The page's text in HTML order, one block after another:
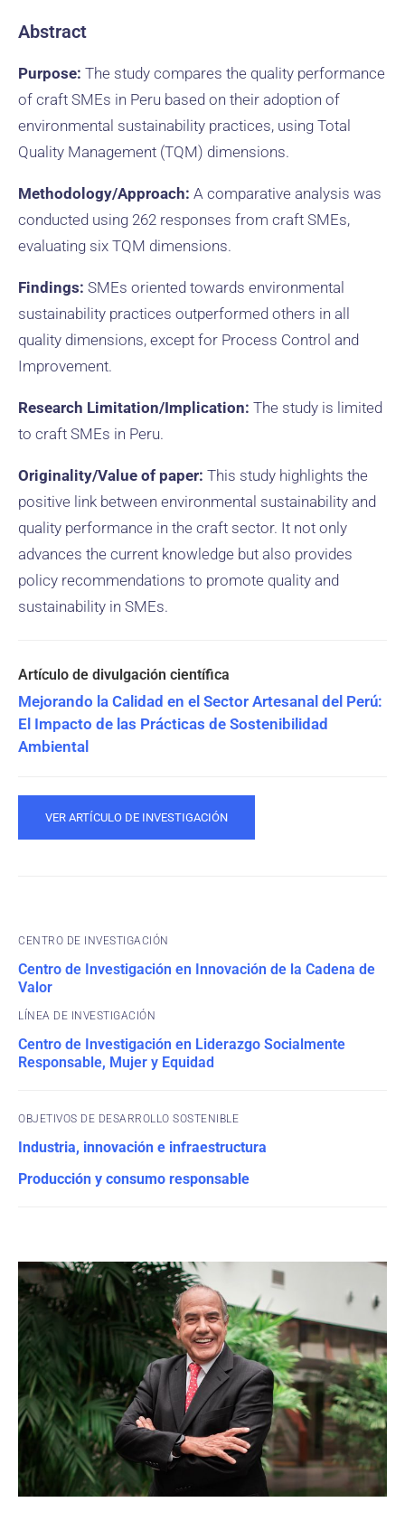
Abstract
Purpose: The study compares the quality performance
of craft SMEs in Peru based on their adoption of
environmental sustainability practices, using Total
Quality Management (TQM) dimensions.
Methodology/Approach: A comparative analysis was
conducted using 262 responses from craft SMEs,
evaluating six TQM dimensions.
Findings: SMEs oriented towards environmental
sustainability practices outperformed others in all
quality dimensions, except for Process Control and
Improvement.
Research Limitation/Implication: The study is limited
to craft SMEs in Peru.
Originality/Value of paper: This study highlights the
positive link between environmental sustainability and
quality performance in the craft sector. It not only
advances the current knowledge but also provides
policy recommendations to promote quality and
sustainability in SMEs.
Mejorando la Calidad en el Sector Artesanal del Perú:
El Impacto de las Prácticas de Sostenibilidad
Ambiental
VER ARTÍCULO DE INVESTIGACIÓN
CENTRO DE INVESTIGACIÓN
Centro de Investigación en Innovación de la Cadena de
Valor
Centro de Investigación en Liderazgo Socialmente
Responsable, Mujer y Equidad
OBJETIVOS DE DESARROLLO SOSTENIBLE
Industria, innovación e infraestructura
Producción y consumo responsable